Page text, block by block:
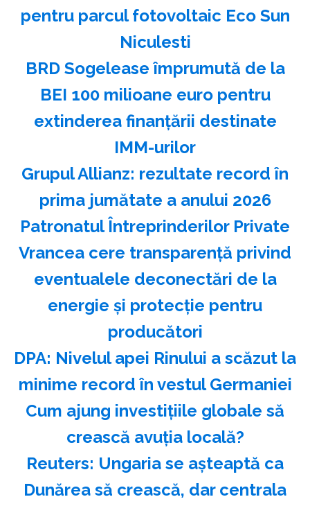
pentru parcul fotovoltaic Eco Sun
Niculesti
BRD Sogelease împrumută de la
BEI 100 milioane euro pentru
extinderea finanţării destinate
IMM-urilor
Grupul Allianz: rezultate record în
prima jumătate a anului 2026
Patronatul Întreprinderilor Private
Vrancea cere transparenţă privind
eventualele deconectări de la
energie şi protecţie pentru
producători
DPA: Nivelul apei Rinului a scăzut la
minime record în vestul Germaniei
Cum ajung investițiile globale să
crească avuția locală?
Reuters: Ungaria se aşteaptă ca
Dunărea să crească, dar centrala